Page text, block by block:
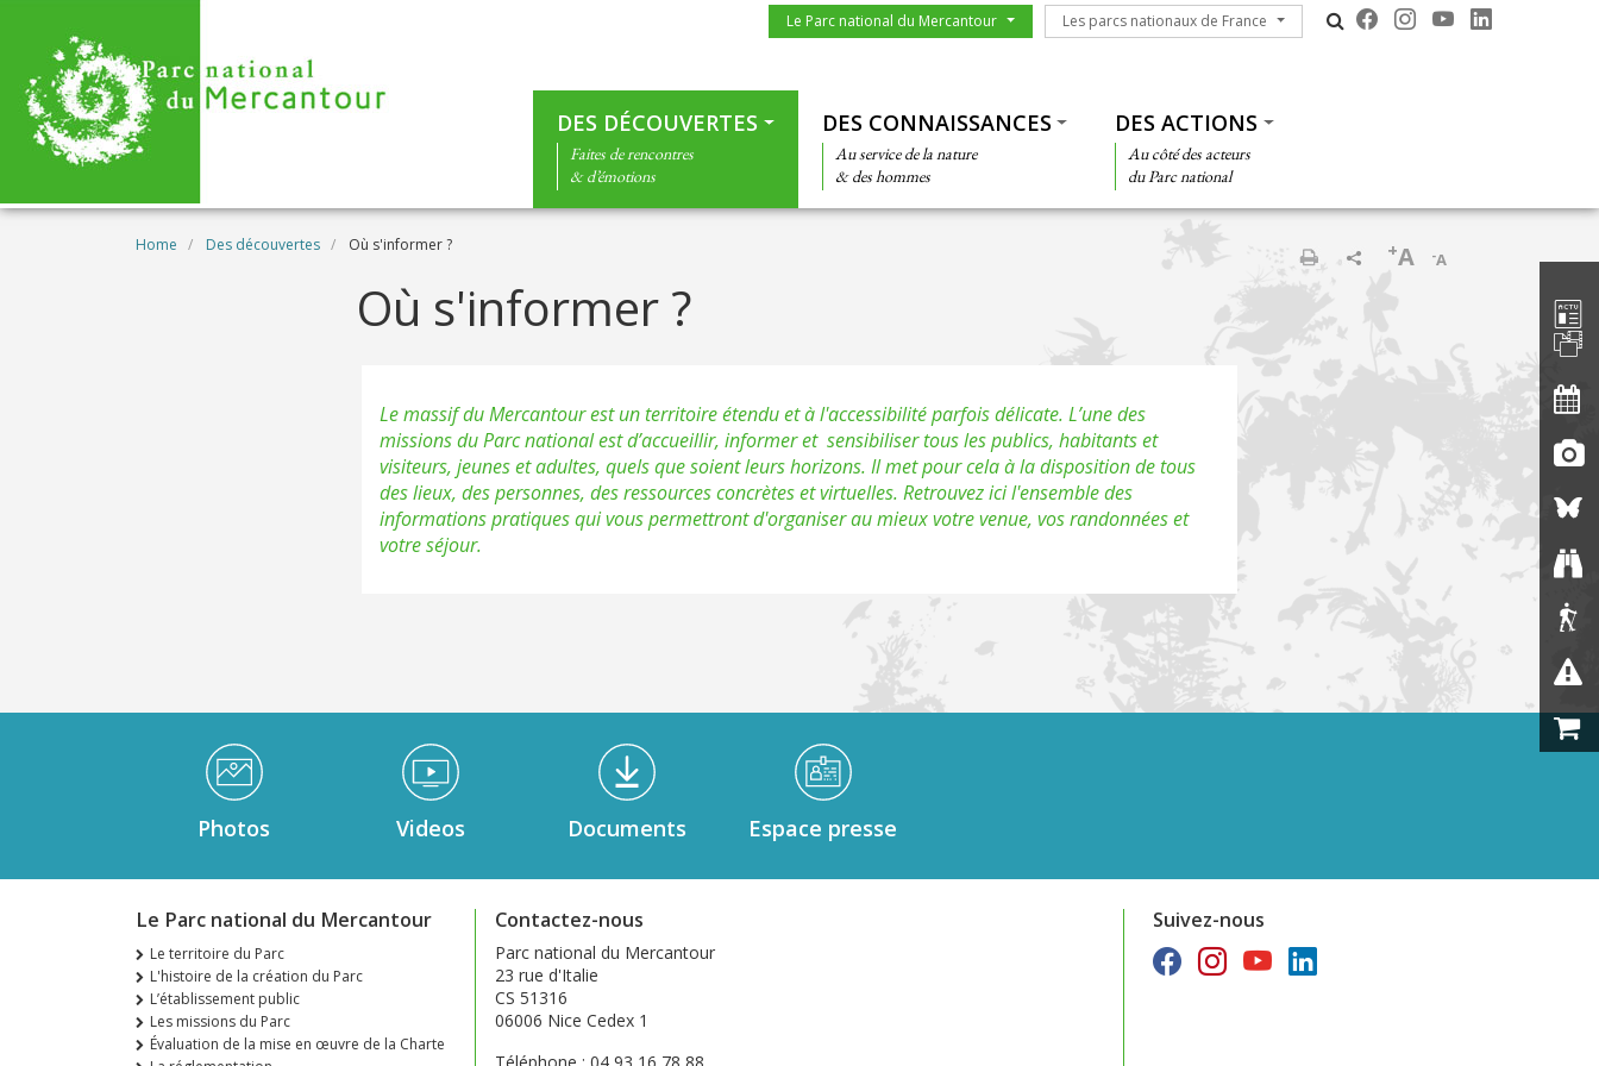
Menu du parc
Le Parc national du Mercantour Les parcs nationaux de France
Les parcs nationaux de France
DES DÉCOUVERTES
Faites de rencontres
& d’émotions
DES CONNAISSANCES
Au service de la nature
& des hommes
DES ACTIONS
Au côté des acteurs
du Parc national
Breadcrumb
Home Des découvertes Où s'informer ?
-A
+A
Où s'informer ?
Le massif du Mercantour est un territoire étendu et à l'accessibilité parfois délicate. L’une des
missions du Parc national est d’accueillir, informer et sensibiliser tous les publics, habitants et
visiteurs, jeunes et adultes, quels que soient leurs horizons. Il met pour cela à la disposition de tous
des lieux, des personnes, des ressources concrètes et virtuelles. Retrouvez ici l'ensemble des
informations pratiques qui vous permettront d'organiser au mieux votre venue, vos randonnées et
votre séjour.
Médiathèque Footer
Photos Videos Documents Espace presse
Le Parc national du Mercantour
Le territoire du Parc
L'histoire de la création du Parc
L’établissement public
Les missions du Parc
Évaluation de la mise en œuvre de la Charte
Contactez-nous
Parc national du Mercantour
23 rue d'Italie
CS 51316
06006 Nice Cedex 1
Suivez-nous